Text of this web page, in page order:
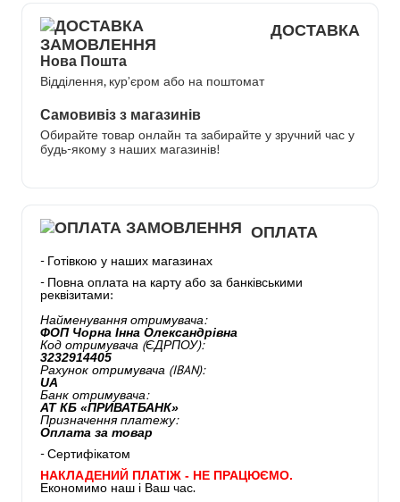
ДОСТАВКА
Нова Пошта
Відділення, кур’єром або на поштомат
Самовивіз з магазинів
Обирайте товар онлайн та забирайте у зручний час у
будь-якому з наших магазинів!
ОПЛАТА
- Готівкою у наших магазинах
- Повна оплата на карту або за банківськими
реквізитами:
Найменування отримувача:
ФОП Чорна Інна Олександрівна
Код отримувача (ЄДРПОУ):
3232914405
Рахунок отримувача (IBAN):
UA
Банк отримувача:
АТ КБ «ПРИВАТБАНК»
Призначення платежу:
Оплата за товар
- Сертифікатом
НАКЛАДЕНИЙ ПЛАТІЖ - НЕ ПРАЦЮЄМО.
Економимо наш і Ваш час.